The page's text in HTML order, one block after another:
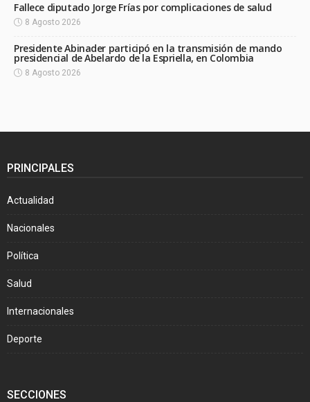
Fallece diputado Jorge Frías por complicaciones de salud
8 Agosto 2026
Presidente Abinader participó en la transmisión de mando
presidencial de Abelardo de la Espriella, en Colombia
8 Agosto 2026
PRINCIPALES
Actualidad
Nacionales
Política
Salud
Internacionales
Deporte
SECCIONES